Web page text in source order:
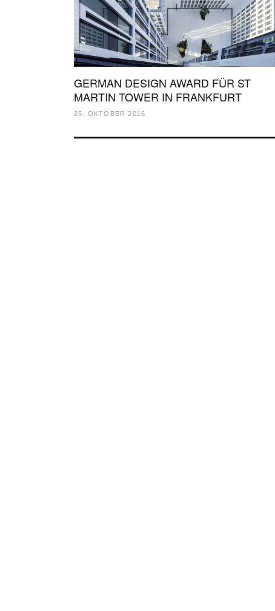
GERMAN DESIGN AWARD FÜR ST
MARTIN TOWER IN FRANKFURT
25. OKTOBER 2016